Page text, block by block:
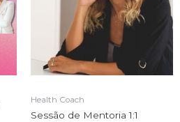
Health Coach
Sessão de Mentoria 1:1